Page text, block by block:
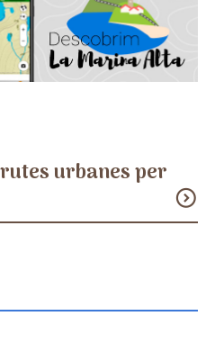
urbanes per
expand_circle_down